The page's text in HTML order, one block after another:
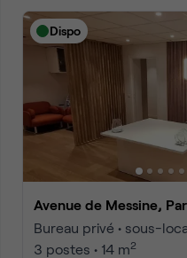
Dispo
Avenue de Messine,
Bureau privé • sous-
3 postes • 14 m2